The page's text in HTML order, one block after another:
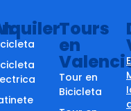
Tours
en
Tour en
Bicicleta